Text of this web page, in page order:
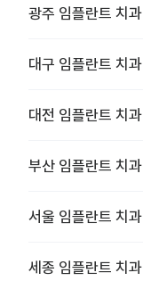
광주 임플란트 치과
대구 임플란트 치과
대전 임플란트 치과
부산 임플란트 치과
서울 임플란트 치과
세종 임플란트 치과